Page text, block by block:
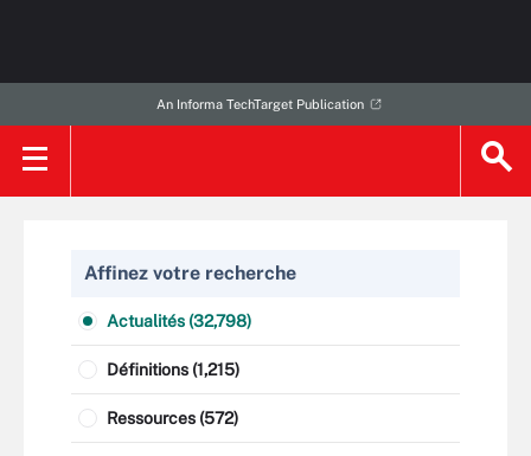
An Informa TechTarget Publication
Affinez votre recherche
Actualités (32,798)
Définitions (1,215)
Ressources (572)